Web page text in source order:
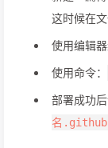
这时候在
使用编辑器
使用命令：
部署成功后
名